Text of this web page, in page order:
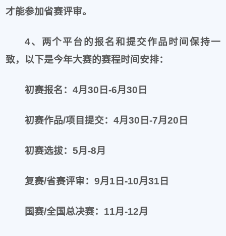
才能参加省赛评审。
4、两个平台的报名和提交作品时间保持一
致，以下是今年大赛的赛程时间安排：
初赛报名：4月 30 日-6月 30 日
初赛作品/项目提交：4月 30 日-7月 20 日
初赛选拔：5月-8月
复赛/省赛评审：9月 1 日-10月 31 日
国赛/全国总决赛：11月-12月